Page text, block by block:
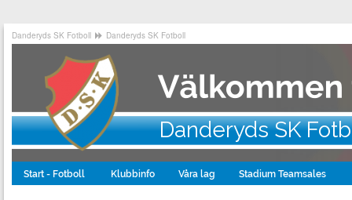
Danderyds SK Fotboll Danderyds SK Fotboll
Danderyds SK
Start - Fotboll Klubbinfo Våra lag Stadium Teamsales